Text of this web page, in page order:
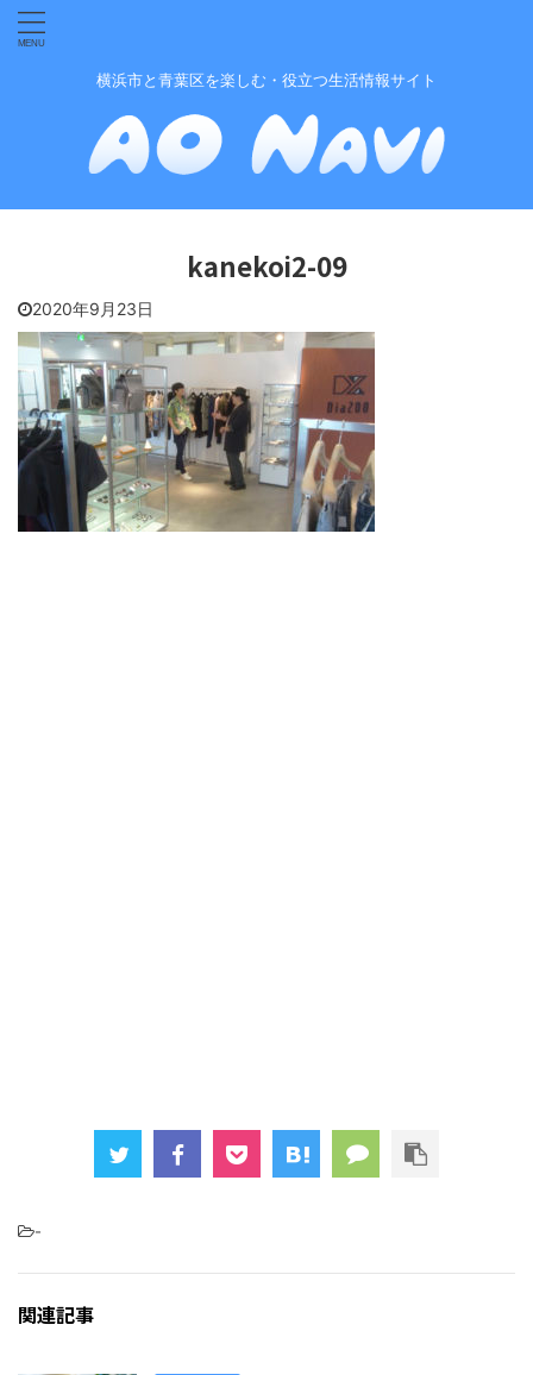
横浜市と青葉区を楽しむ・役立つ生活情報サイト
kanekoi2-09
2020年9月23日
-
関連記事